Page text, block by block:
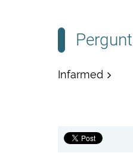
Infarmed